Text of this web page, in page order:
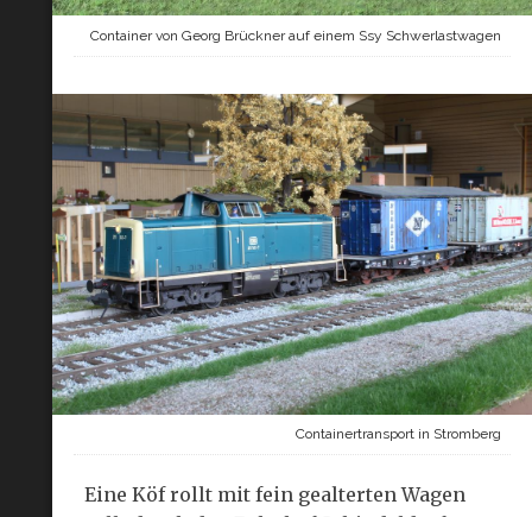
Container von Georg Brückner auf einem Ssy Schwerlastwagen
Containertransport in Stromberg
Eine Köf rollt mit fein gealterten Wagen